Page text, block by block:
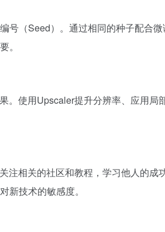
号（Seed）。通过相同的种子配合
。
。使用Upscaler提升分辨率、应用局
注相关的社区和教程，学习他人的成
新技术的敏感度。